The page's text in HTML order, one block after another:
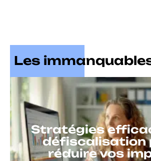
Les
Stratégies
défiscalisation
réduire vos